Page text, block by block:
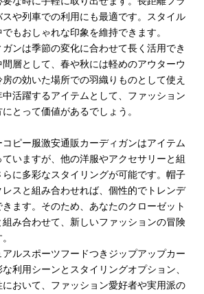
や列車での利用にも最適です。スタイル
もおしゃれな印象を維持できます。
ンは季節の変化に合わせて長く活用でき
層として、春や秋には軽めのアウターウ
の効いた場所での羽織りものとして使え
活躍するアイテムとして、ファッション
とって価値があるでしょう。
ピー服激安通販カーディガンはアイテム
いますが、他の洋服やアクセサリーと組
に多彩なスタイリングが可能です。帽子
スと組み合わせれば、個性的でトレンデ
ます。そのため、あなたのクローゼット
み合わせて、新しいファッションの冒険
ルスポーツフードつきジップアップカー
利用シーンとスタイリングオプション、
おいて、ファッション愛好者や実用派の